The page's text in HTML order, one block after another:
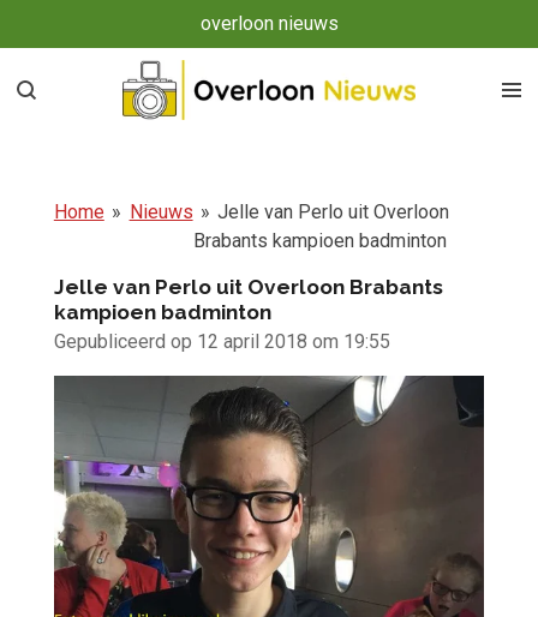
direct
naar
overloon nieuws
Home » Nieuws » Jelle van Perlo uit Overloon
Brabants kampioen badminton
Jelle van Perlo uit Overloon Brabants
kampioen badminton
Gepubliceerd op 12 april 2018 om 19:55